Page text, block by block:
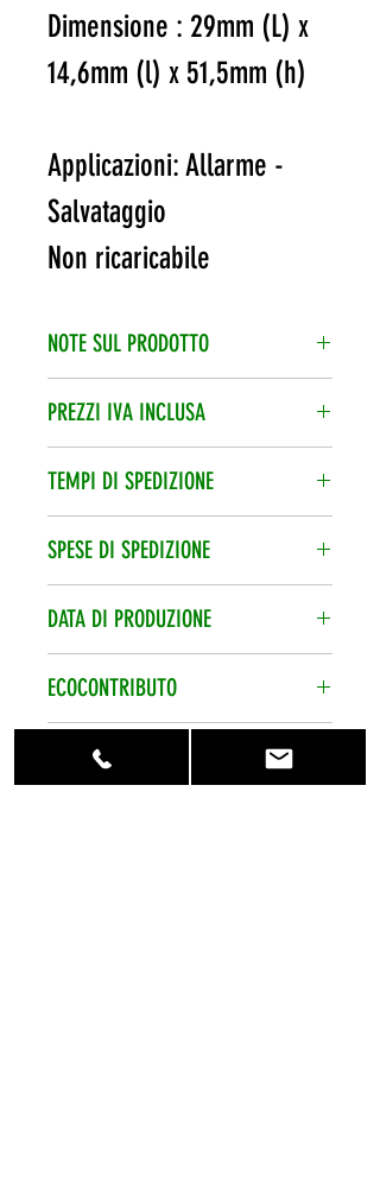
Dimensione : 29mm (L) x
14,6mm (l) x 51,5mm (h)
Applicazioni: Allarme -
Salvataggio
Non ricaricabile
NOTE SUL PRODOTTO
PREZZI IVA INCLUSA
TEMPI DI SPEDIZIONE
espresso.
SPESE DI SPEDIZIONE
calcolate per ordine.
DATA DI PRODUZIONE
recentissima.
ECOCONTRIBUTO
assolto e compreso nel prezzo.
CONTATTACI